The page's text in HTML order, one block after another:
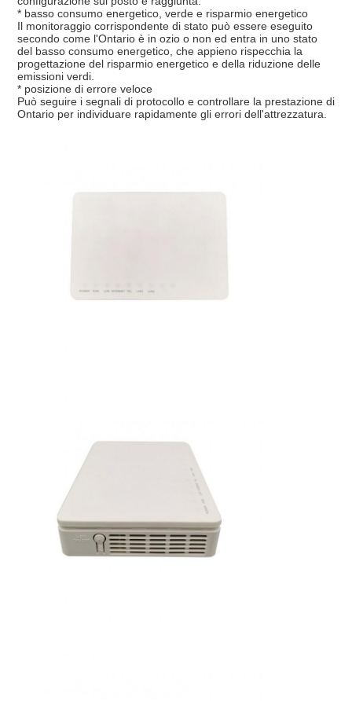
* basso consumo energetico, verde e risparmio energetico
Il monitoraggio corrispondente di stato può essere eseguito
secondo come l'Ontario è in ozio o non ed entra in uno stato
del basso consumo energetico, che appieno rispecchia la
progettazione del risparmio energetico e della riduzione delle
emissioni verdi.
* posizione di errore veloce
Può seguire i segnali di protocollo e controllare la prestazione di
Ontario per individuare rapidamente gli errori dell'attrezzatura.